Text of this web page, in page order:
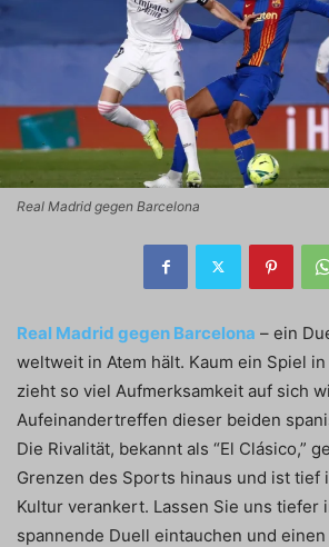
Real Madrid gegen Barcelona
Real Madrid gegen Barcelona – ein
weltweit in Atem hält. Kaum ein Spiel
zieht so viel Aufmerksamkeit auf sich
Aufeinandertreffen dieser beiden
Die Rivalität, bekannt als “El Clásico,”
Grenzen des Sports hinaus und ist tief
Kultur verankert. Lassen Sie uns tiefer
spannende Duell eintauchen und